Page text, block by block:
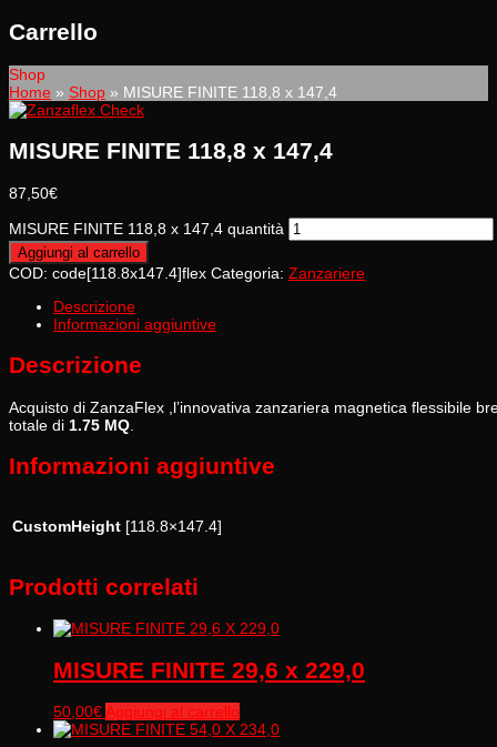
Carrello
Shop
Home » Shop » MISURE FINITE 118,8 x 147,4
MISURE FINITE 118,8 x 147,4
87,50€
MISURE FINITE 118,8 x 147,4 quantità
Aggiungi al carrello
COD: code[118.8x147.4]flex Categoria: Zanzariere
Descrizione
Informazioni aggiuntive
Descrizione
Acquisto di ZanzaFlex ,l’innovativa zanzariera magnetica flessibile
totale di 1.75 MQ
Informazioni aggiuntive
CustomHeight [118.8×147.4]
Prodotti correlati
MISURE FINITE 29,6 x 229,0
50,00€ Aggiungi al carrello